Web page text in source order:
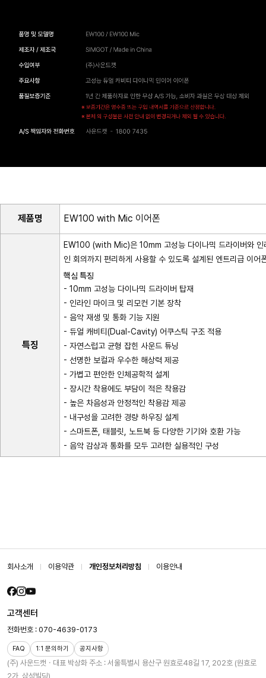
제품명 EW100 with Mic 이어폰
특징
EW100 (with Mic)은 10mm 고성능 다이나믹 드라이버와 인
인 회의까지 편리하게 사용할 수 있도록 설계된 엔트리급 이어
핵심 특징
- 10mm 고성능 다이나믹 드라이버 탑재
- 인라인 마이크 및 리모컨 기본 장착
- 음악 재생 및 통화 기능 지원
- 듀얼 캐비티(Dual-Cavity) 어쿠스틱 구조 적용
- 자연스럽고 균형 잡힌 사운드 튜닝
- 선명한 보컬과 우수한 해상력 제공
- 가볍고 편안한 인체공학적 설계
- 장시간 착용에도 부담이 적은 착용감
- 높은 차음성과 안정적인 착용감 제공
- 내구성을 고려한 경량 하우징 설계
- 스마트폰, 태블릿, 노트북 등 다양한 기기와 호환 가능
- 음악 감상과 통화를 모두 고려한 실용적인 구성
회사소개 이용약관 개인정보처리방침 이용안내
(주) 사운드캣ㆍ대표 박상화 주소 : 서울특별시 용산구 원효로48길 17, 202호 (원효로
2가, 삼성빌딩)
고객센터
전화번호 : 070-4639-0173
FAQ 1:1 문의하기 공지사항